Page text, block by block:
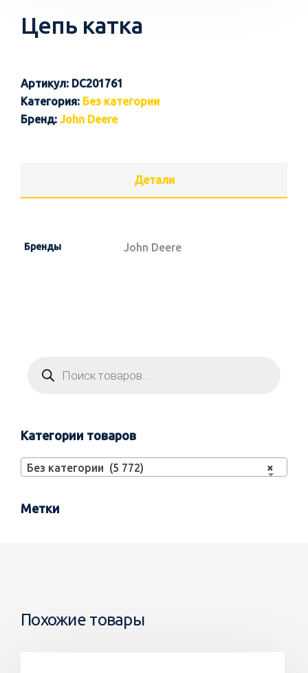
Цепь катка
Артикул: DC201761
Категория: Без категории
Бренд: John Deere
Детали
Бренды John Deere
Категории товаров
×
Без категории (5 772)
Метки
Похожие товары